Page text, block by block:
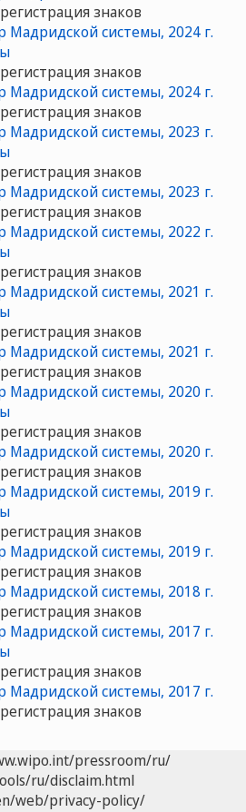
знаков
Мадридской системы, 2024 г.
знаков
Мадридской системы, 2024 г.
знаков
Мадридской системы, 2023 г.
знаков
Мадридской системы, 2023 г.
знаков
Мадридской системы, 2022 г.
знаков
Мадридской системы, 2021 г.
знаков
Мадридской системы, 2021 г.
знаков
Мадридской системы, 2020 г.
знаков
Мадридской системы, 2020 г.
знаков
Мадридской системы, 2019 г.
знаков
Мадридской системы, 2019 г.
знаков
Мадридской системы, 2018 г.
знаков
Мадридской системы, 2017 г.
знаков
Мадридской системы, 2017 г.
знаков
pressroom/ru/
ru/disclaim.html
web/privacy-policy/